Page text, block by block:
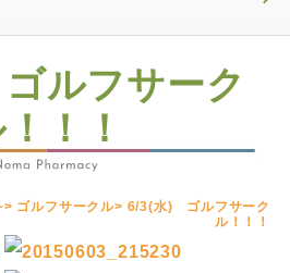
ルフサーク
！！
> ゴルフサークル> 6/3(水) ゴルフサーク
ル！！！